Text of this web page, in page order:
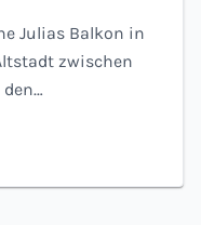
Julias Balkon in
zwischen
den